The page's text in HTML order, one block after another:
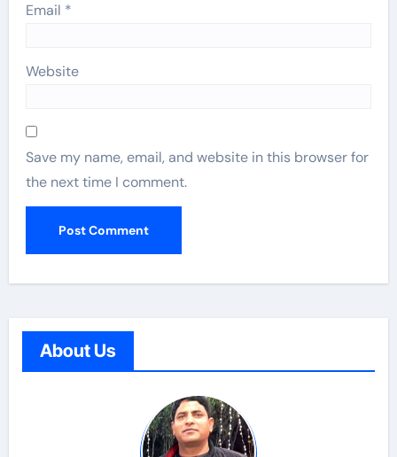
Email *
Website
Save my name, email, and website in this browser for
the next time I comment.
About Us